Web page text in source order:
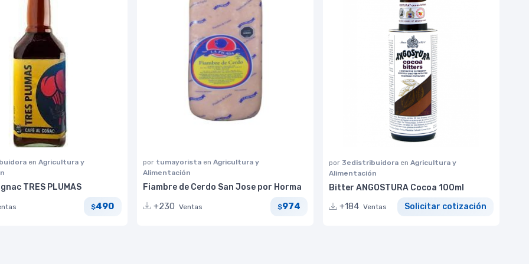
en Agricultura y
TRES PLUMAS
$490
por tumayorista en Agricultura y
Alimentación
Fiambre de Cerdo San Jose por Horma
+230 Ventas $974
por 3edistribuidora en Agricultura y
Alimentación
Bitter ANGOSTURA Cocoa 100ml
+184 Ventas Solicitar cotización